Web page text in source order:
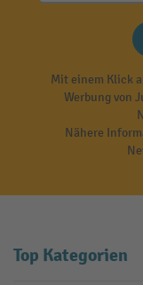
Mit einem Klick
Werbung von
Nähere
Top Kategorien